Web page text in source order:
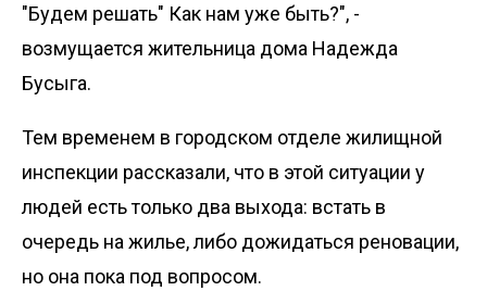
"Будем решать" Как нам уже быть?", -
возмущается жительница дома Надежда
Бусыга.
Тем временем в городском отделе жилищной
инспекции рассказали, что в этой ситуации у
людей есть только два выхода: встать в
очередь на жилье, либо дожидаться реновации,
но она пока под вопросом.